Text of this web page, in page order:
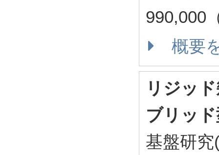
990,000
概要
リジッ
ブリッ
基盤研究